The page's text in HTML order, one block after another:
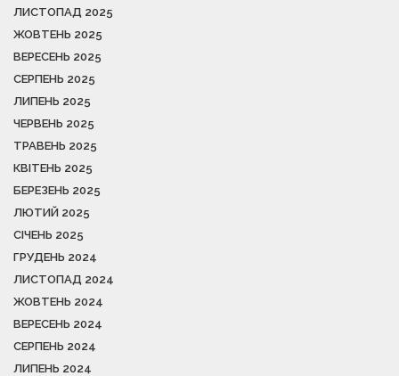
ЛИСТОПАД 2025
ЖОВТЕНЬ 2025
ВЕРЕСЕНЬ 2025
СЕРПЕНЬ 2025
ЛИПЕНЬ 2025
ЧЕРВЕНЬ 2025
ТРАВЕНЬ 2025
КВІТЕНЬ 2025
БЕРЕЗЕНЬ 2025
ЛЮТИЙ 2025
СІЧЕНЬ 2025
ГРУДЕНЬ 2024
ЛИСТОПАД 2024
ЖОВТЕНЬ 2024
ВЕРЕСЕНЬ 2024
СЕРПЕНЬ 2024
ЛИПЕНЬ 2024